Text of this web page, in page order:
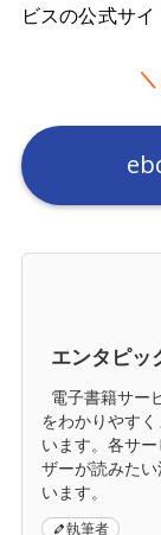
ビスの公式サイ
エンタピッ
電子書籍サー
をわかりやす
います。各サ
ザーが読みた
います。
執筆者